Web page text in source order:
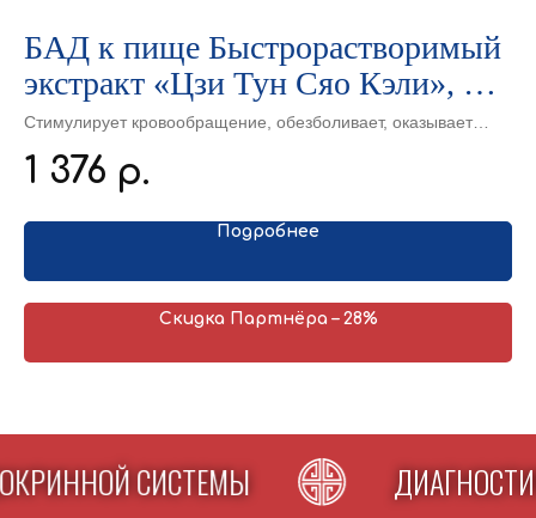
БАД к пище Быстрорастворимый
экстракт «Цзи Тун Сяо Кэли», 10
пакетов по 5 г
Стимулирует кровообращение, обезболивает, оказывает
восстанавливает мышцы.
1 376 р.
Подробнее
Скидка Партнёра – 28%
СИСТЕМЫ